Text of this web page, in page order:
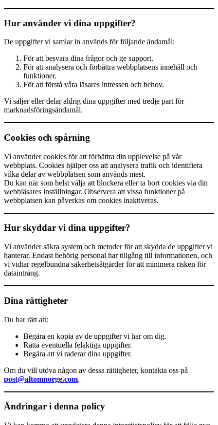
Hur använder vi dina uppgifter?
De uppgifter vi samlar in används för följande ändamål:
För att besvara dina frågor och ge support.
För att analysera och förbättra webbplatsens innehåll och
funktioner.
För att förstå våra läsares intressen och behov.
Vi säljer eller delar aldrig dina uppgifter med tredje part för
marknadsföringsändamål.
Cookies och spårning
Vi använder cookies för att förbättra din upplevelse på vår
webbplats. Cookies hjälper oss att analysera trafik och identifiera
vilka delar av webbplatsen som används mest.
Du kan när som helst välja att blockera eller ta bort cookies via din
webbläsares inställningar. Observera att vissa funktioner på
webbplatsen kan påverkas om cookies inaktiveras.
Hur skyddar vi dina uppgifter?
Vi använder säkra system och metoder för att skydda de uppgifter vi
hanterar. Endast behörig personal har tillgång till informationen, och
vi vidtar regelbundna säkerhetsåtgärder för att minimera risken för
dataintrång.
Dina rättigheter
Du har rätt att:
Begära en kopia av de uppgifter vi har om dig.
Rätta eventuella felaktiga uppgifter.
Begära att vi raderar dina uppgifter.
Om du vill utöva någon av dessa rättigheter, kontakta oss på
post@altomnorge.com.
Ändringar i denna policy